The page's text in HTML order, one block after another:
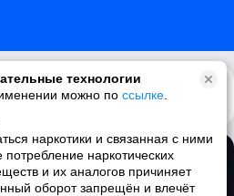
технологии
можно по ссылке
наркотики и связанная с ними
наркотических
и их аналогов причиняет
оборот запрещён и влечёт